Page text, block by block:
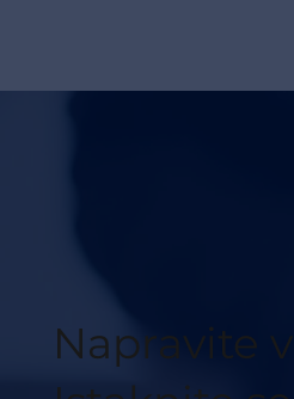
Napravite